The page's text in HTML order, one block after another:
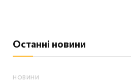
Останні новини
НОВИНИ